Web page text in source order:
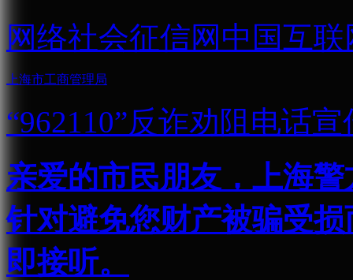
网络社会征信网 中国互
上海市工商管理局
“962110”反诈劝阻电话宣
亲爱的市民朋友，上海
针对避免您财产被骗受
即接听。